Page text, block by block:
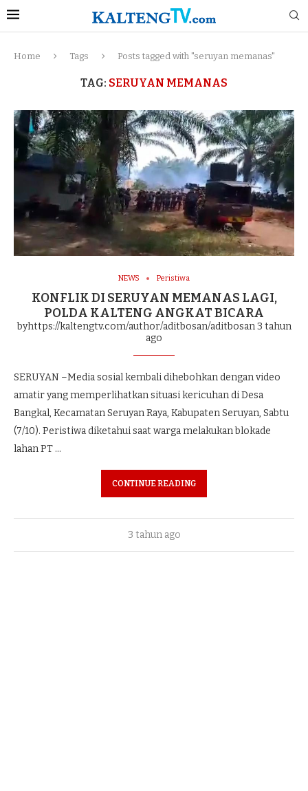
Home Tags Posts tagged with "seruyan memanas"
TAG: SERUYAN MEMANAS
NEWS Peristiwa
KONFLIK DI SERUYAN MEMANAS LAGI,
POLDA KALTENG ANGKAT BICARA
byhttps://kaltengtv.com/author/aditbosan/aditbosan3 tahun
ago
SERUYAN –Media sosial kembali dihebohkan dengan video
amatir yang memperlihatkan situasi kericuhan di Desa
Bangkal, Kecamatan Seruyan Raya, Kabupaten Seruyan, Sabtu
(7/10). Peristiwa diketahui saat warga melakukan blokade
lahan PT …
CONTINUE READING
3 tahun ago